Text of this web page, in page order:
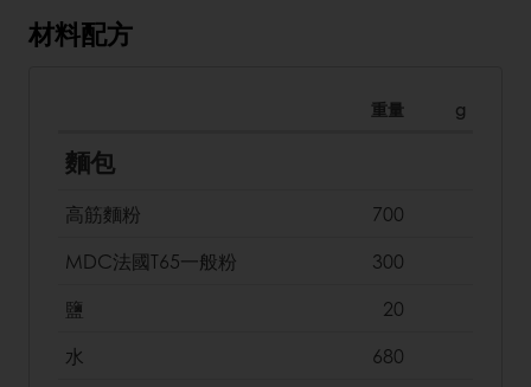
材料配方
重量 g
麵包
高筋麵粉
700
MDC法國T65一般粉
300
鹽
20
水
680